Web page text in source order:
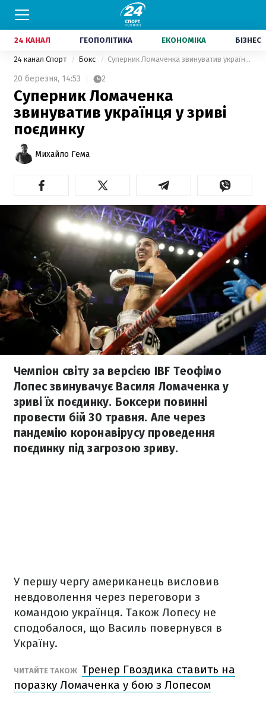
24 КАНАЛ ГЕОПОЛІТИКА ЕКОНОМІКА БІЗНЕС
24 канал Спорт Бокс Суперник Ломаченка звинуватив українця у зриві поєдинку
20 березня, 14:53 2
Суперник Ломаченка
звинуватив українця у зриві
поєдинку
Михайло Гема
Чемпіон світу за версією IBF Теофімо
Лопес звинувачує Василя Ломаченка у
зриві їх поєдинку. Боксери повинні
провести бій 30 травня. Але через
пандемію коронавірусу проведення
поєдинку під загрозою зриву.
У першу чергу американець висловив
невдоволення через переговори з
командою українця. Також Лопесу не
сподобалося, що Василь повернувся в
Україну.
ЧИТАЙТЕ ТАКОЖ Тренер Гвоздика ставить на
поразку Ломаченка у бою з Лопесом